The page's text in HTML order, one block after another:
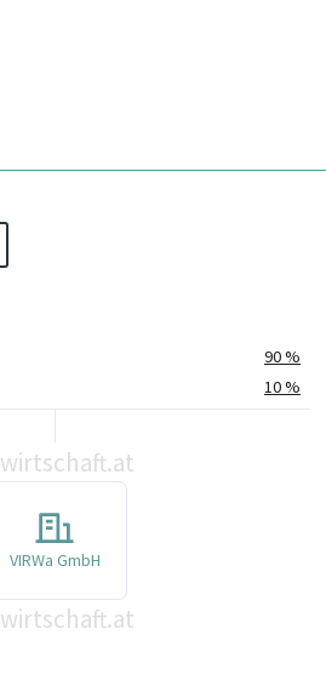
90 %
10 %
wirtschaft.at
VIRWa GmbH
wirtschaft.at